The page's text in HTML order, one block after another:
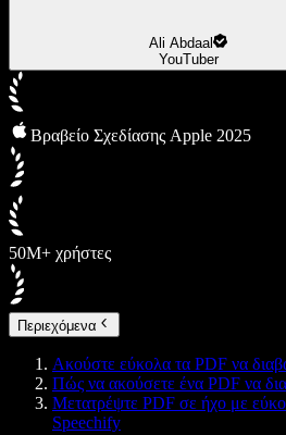
Ali Abdaal
YouTuber
Βραβείο Σχεδίασης Apple 2025
50M+ χρήστες
Περιεχόμενα
Ακούστε εύκολα τα PDF να
Πώς να ακούσετε ένα PDF να
Μετατρέψτε PDF σε ήχο με
Speechify